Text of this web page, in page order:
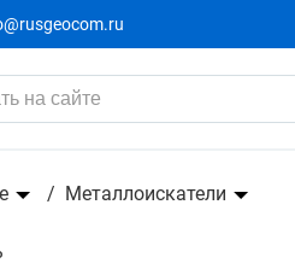
Металлоискатели